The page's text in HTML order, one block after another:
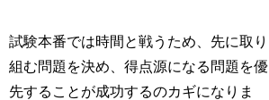
試験本番では時間と戦うため、先に取り
組む問題を決め、得点源になる問題を優
先することが成功するのカギになりま